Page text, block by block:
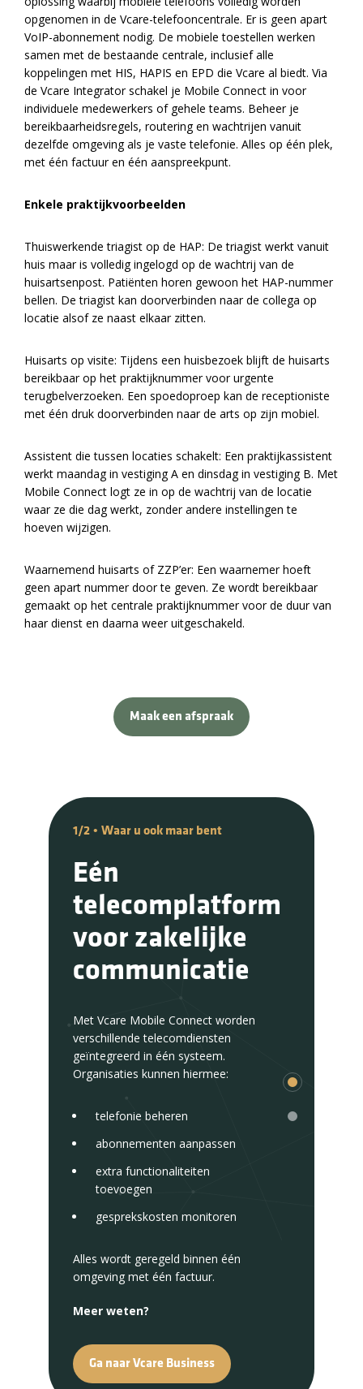
opgenomen in de Vcare-telefooncentrale. Er is geen apart
VoIP-abonnement nodig. De mobiele toestellen werken
samen met de bestaande centrale, inclusief alle
koppelingen met HIS, HAPIS en EPD die Vcare al biedt. Via
de Vcare Integrator schakel je Mobile Connect in voor
individuele medewerkers of gehele teams. Beheer je
bereikbaarheidsregels, routering en wachtrijen vanuit
dezelfde omgeving als je vaste telefonie. Alles op één plek,
met één factuur en één aanspreekpunt.
Enkele praktijkvoorbeelden
Thuiswerkende triagist op de HAP: De triagist werkt vanuit
huis maar is volledig ingelogd op de wachtrij van de
huisartsenpost. Patiënten horen gewoon het HAP-nummer
bellen. De triagist kan doorverbinden naar de collega op
locatie alsof ze naast elkaar zitten.
Huisarts op visite: Tijdens een huisbezoek blijft de huisarts
bereikbaar op het praktijknummer voor urgente
terugbelverzoeken. Een spoedoproep kan de receptioniste
met één druk doorverbinden naar de arts op zijn mobiel.
Assistent die tussen locaties schakelt: Een praktijkassistent
werkt maandag in vestiging A en dinsdag in vestiging B. Met
Mobile Connect logt ze in op de wachtrij van de locatie
waar ze die dag werkt, zonder andere instellingen te
hoeven wijzigen.
Waarnemend huisarts of ZZP’er: Een waarnemer hoeft
geen apart nummer door te geven. Ze wordt bereikbaar
gemaakt op het centrale praktijknummer voor de duur van
haar dienst en daarna weer uitgeschakeld.
Maak een afspraak
1/2 • Waar u ook maar bent
Eén
telecomplatform
voor zakelijke
communicatie
Met Vcare Mobile Connect worden
verschillende telecomdiensten
geïntegreerd in één systeem.
Organisaties kunnen hiermee:
telefonie beheren
abonnementen aanpassen
extra functionaliteiten
toevoegen
gesprekskosten monitoren
Alles wordt geregeld binnen één
omgeving met één factuur.
Meer weten?
Ga naar Vcare Business
2/2 • Eenvoudig uitbreiden
Zakelijke
telefonie die
klaar is voor de
toekomst
De manier waarop organisaties
communiceren verandert snel.
Medewerkers werken op
verschillende locaties en
teams, afdelingen en werkplekken.
Vcare ervoor dat organisaties klaar
communicatie.
Wil je ontdekken hoe jouw
inzetten? Bekijk onzeblog, plan een
demo of laat Vcare jouw telefonie-
Service support